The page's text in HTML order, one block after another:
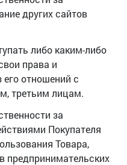
других сайтов
либо каким-либо
права и
отношений с
третьим лицам.
за
Покупателя
Товара,
предпринимательских